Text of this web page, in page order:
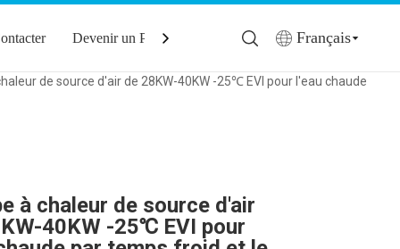
Devenir un Partenaire Français
de source d'air de 28KW-40KW -25℃ EVI pour l'eau chaude
à chaleur de source d'air
40KW -25℃ EVI pour